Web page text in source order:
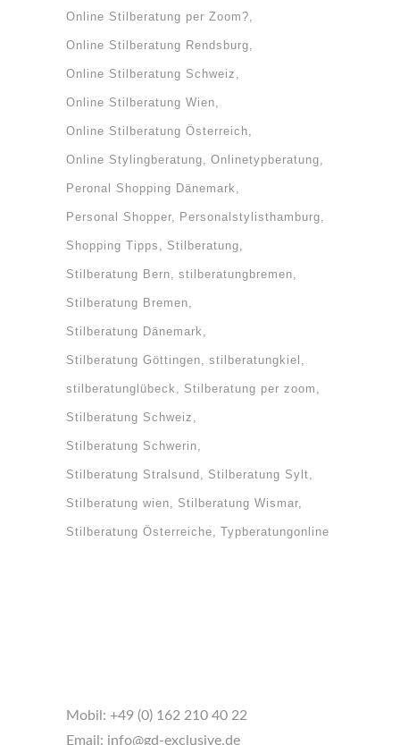
Online Stilberatung per Zoom?
Online Stilberatung Rendsburg
Online Stilberatung Schweiz
Online Stilberatung Wien
Online Stilberatung Österreich
Online Stylingberatung Onlinetypberatung
Peronal Shopping Dänemark
Personal Shopper Personalstylisthamburg
Shopping Tipps Stilberatung
Stilberatung Bern stilberatungbremen
Stilberatung Bremen
Stilberatung Dänemark
Stilberatung Göttingen stilberatungkiel
stilberatunglübeck Stilberatung per zoom
Stilberatung Schweiz
Stilberatung Schwerin
Stilberatung Stralsund Stilberatung Sylt
Stilberatung wien Stilberatung Wismar
Stilberatung Österreiche Typberatungonline
Mobil: +49 (0) 162 210 40 22
Email: info@gd-exclusive.de